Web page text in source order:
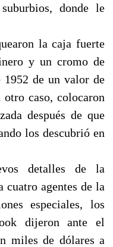
donde le
la caja fuerte
y un cromo de
de un valor de
caso, colocaron
después de que
los descubrió en
detalles de la
cuatro agentes de la
especiales, los
dijeron ante el
miles de dólares a